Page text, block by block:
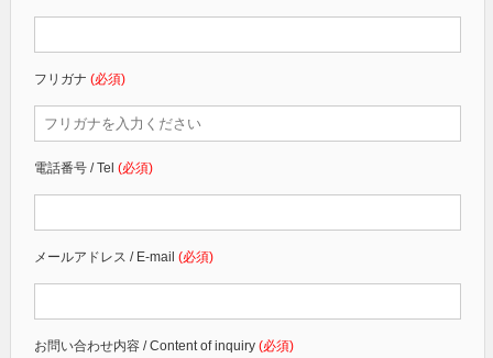
フリガナ (必須)
電話番号 / Tel (必須)
メールアドレス / E-mail (必須)
お問い合わせ内容 / Content of inquiry (必須)